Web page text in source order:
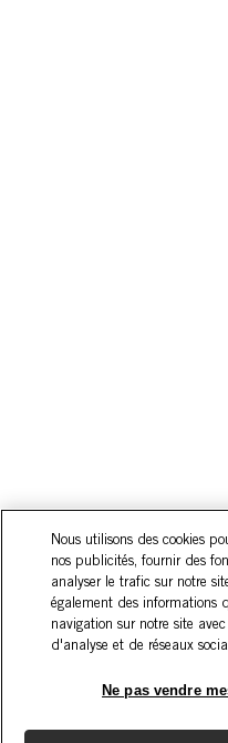
Nous utilisons des cookies
nos publicités, fournir des
analyser le trafic sur notre
également des informations
navigation sur notre site
d'analyse et de réseaux
Ne pas vendre